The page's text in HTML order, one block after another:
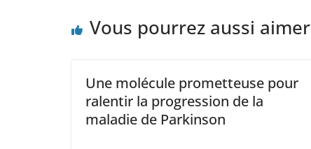
Vous pourrez aussi aimer
Une molécule prometteuse pour
ralentir la progression de la
maladie de Parkinson